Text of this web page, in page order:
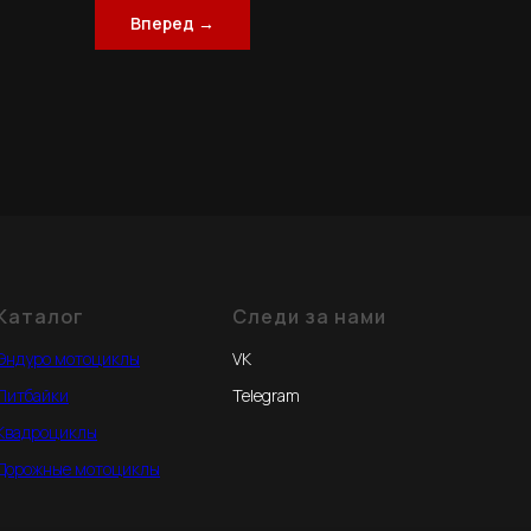
Вперед →
мотоциклы
мотоциклы
Следи за нами
VK
Telegram